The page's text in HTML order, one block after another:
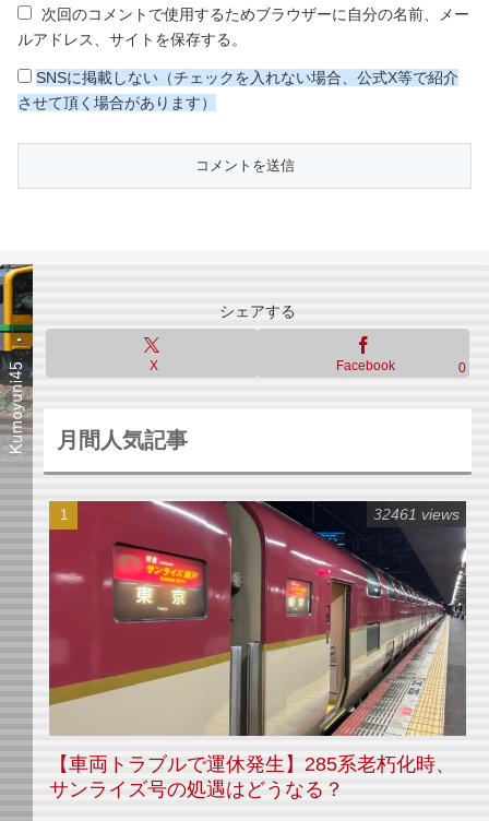
次回のコメントで使用するためブラウザーに自分の名前、メー
ルアドレス、サイトを保存する。
SNSに掲載しない（チェックを入れない場合、公式X等で紹介
させて頂く場合があります）
シェアする
X Facebook 0
月間人気記事
【車両トラブルで運休発生】285系老朽化時、
サンライズ号の処遇はどうなる？
32461 views